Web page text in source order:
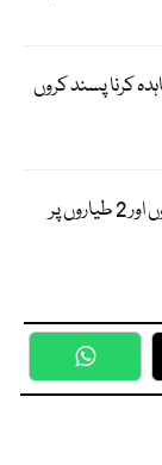
کرنا پسند کروں
امریکا نے ایران سے منسلک 3 کمپنیوں اور 2 طیاروں پر